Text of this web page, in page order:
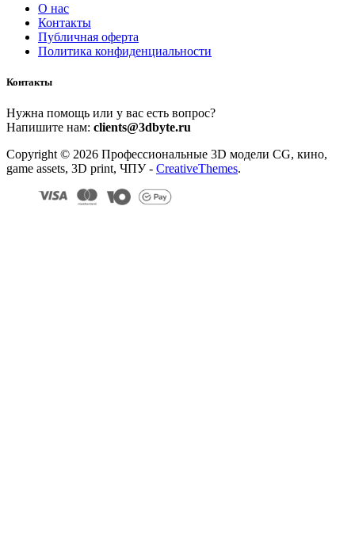
О нас
Контакты
Публичная оферта
Политика конфиденциальности
Контакты
Нужна помощь или у вас есть вопрос?
Напишите нам: clients@3dbyte.ru
Copyright © 2026 Профессиональные 3D модели CG, кино,
game assets, 3D print, ЧПУ - CreativeThemes.